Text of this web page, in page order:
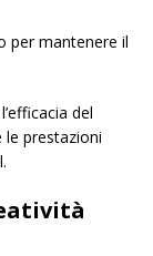
per mantenere il
del
prestazioni